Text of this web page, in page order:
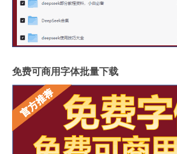
免费可商用字体批量下载